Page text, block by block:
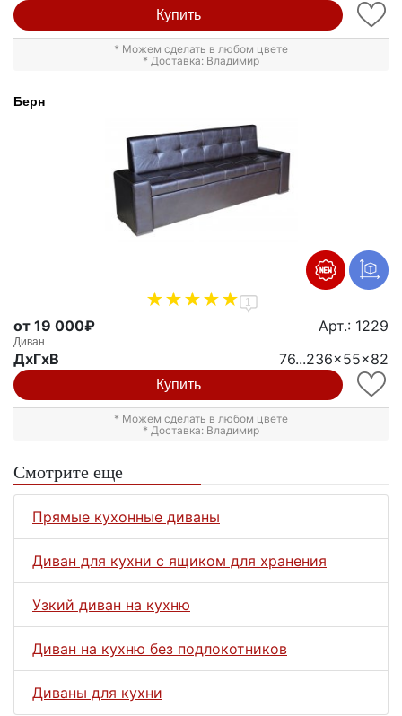
Купить
* Можем сделать в любом цвете
* Доставка: Владимир
Берн
1
от 19 000₽ Арт.: 1229
Диван
ДxГxВ 76...236x55x82
Купить
* Можем сделать в любом цвете
* Доставка: Владимир
Смотрите еще
Прямые кухонные диваны
Диван для кухни с ящиком для хранения
Узкий диван на кухню
Диван на кухню без подлокотников
Диваны для кухни